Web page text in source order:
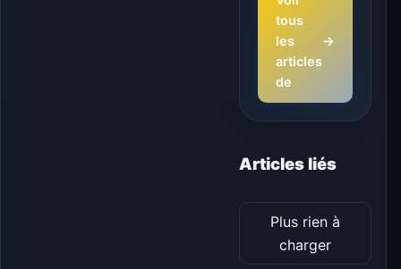
tous
les
articles
de
→
Articles liés
Plus rien à
charger